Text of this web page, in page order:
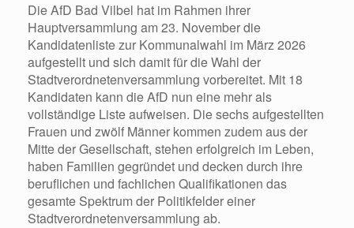
Die AfD Bad Vilbel hat im Rahmen ihrer
Hauptversammlung am 23. November die
Kandidatenliste zur Kommunalwahl im März 2026
aufgestellt und sich damit für die Wahl der
Stadtverordnetenversammlung vorbereitet. Mit 18
Kandidaten kann die AfD nun eine mehr als
vollständige Liste aufweisen. Die sechs aufgestellten
Frauen und zwölf Männer kommen zudem aus der
Mitte derGesellschaft, stehen erfolgreich im Leben,
haben Familien gegründet und decken durch ihre
beruflichen und fachlichen Qualifikationen das
gesamte Spektrum der Politikfelder einer
Stadtverordnetenversammlung ab.